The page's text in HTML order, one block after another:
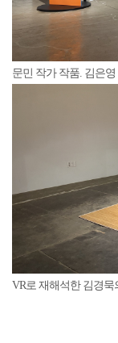
문민 작가 작품. 김은영
VR로 재해석한 김경묵